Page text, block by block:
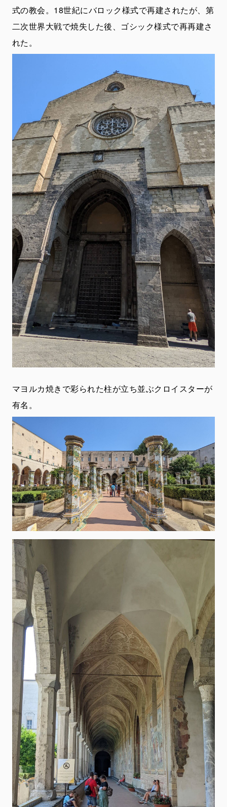
式の教会。18世紀にバロック様式で再建されたが、第
二次世界大戦で焼失した後、ゴシック様式で再再建さ
れた。
マヨルカ焼きで彩られた柱が立ち並ぶクロイスターが
有名。